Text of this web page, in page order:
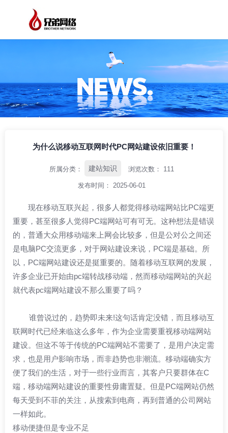
为什么说移动互联网时代PC网站建设依旧重要！
所属分类： 建站知识 浏览次数： 111
发布时间： 2025-06-01
现在移动互联兴起，很多人都觉得移动端网站比PC端更
重要，甚至很多人觉得PC端网站可有可无。这种想法是错误
的，普通大众用移动端来上网会比较多，但是公对公之间还
是电脑PC交流更多，对于网站建设来说，PC端是基础。所
以，PC端网站建设还是挺重要的。随着移动互联网的发展，
许多企业已开始由pc端转战移动端，然而移动端网站的兴起
就代表pc端网站建设不那么重要了吗？
谁曾说过的，趋势即未来!这句话肯定没错，而且移动互
联网时代已经来临这么多年，作为企业需要重视移动端网站
建设。但这不等于传统的PC端网站不需要了，是用户决定需
求，也是用户影响市场，而非趋势也非潮流。移动端确实方
便了我们的生活，对于一些行业而言，其客户只要群体在C
端，移动端网站建设的重要性毋庸置疑。但是PC端网站仍然
每天受到不菲的关注，从搜索到电商，再到普通的公司网站
一样如此。
移动便捷但是专业不足